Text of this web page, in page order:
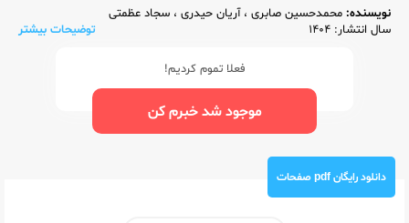
نویسنده: محمدحسین صابری ،آریان حیدری ، سجاد عظمتی
سال انتشار: 1404
توضیحات بیشتر
فعلا تموم کردیم!
موجود شد خبرم کن
دانلود رایگان pdf صفحات